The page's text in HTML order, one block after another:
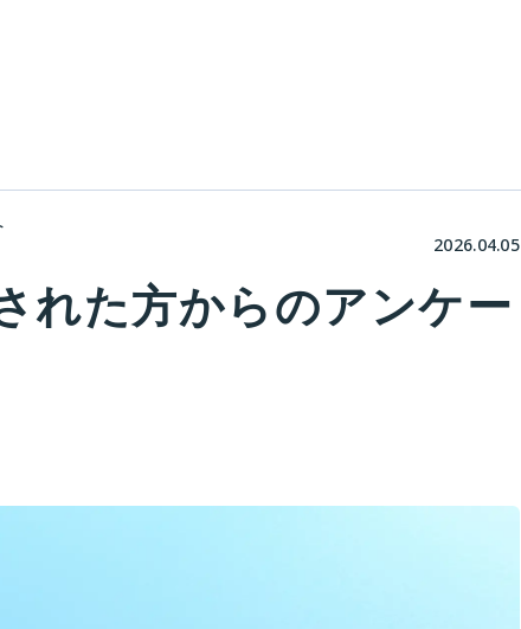
2026.04.05
れた方からのアンケー